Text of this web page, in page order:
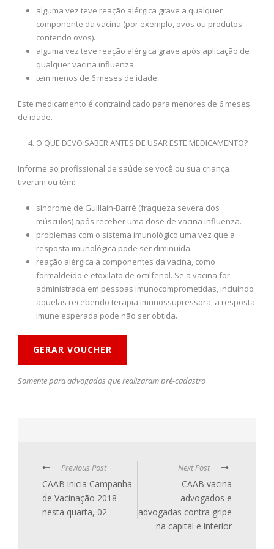
alguma vez teve reação alérgica grave a qualquer
componente da vacina (por exemplo, ovos ou produtos
contendo ovos).
alguma vez teve reação alérgica grave após aplicação de
qualquer vacina influenza.
tem menos de 6 meses de idade.
Este medicamento é contraindicado para menores de 6 meses
de idade.
O QUE DEVO SABER ANTES DE USAR ESTE MEDICAMENTO?
Informe ao profissional de saúde se você ou sua criança
tiveram ou têm:
síndrome de Guillain-Barré (fraqueza severa dos
músculos) após receber uma dose de vacina influenza.
problemas com o sistema imunológico uma vez que a
resposta imunológica pode ser diminuída.
reação alérgica a componentes da vacina, como
formaldeído e etoxilato de octilfenol. Se a vacina for
administrada em pessoas imunocomprometidas, incluindo
aquelas recebendo terapia imunossupressora, a resposta
imune esperada pode não ser obtida.
GERAR VOUCHER
Somente para advogados que realizaram pré-cadastro
Previous Post
CAAB inicia Campanha
de Vacinação 2018
nesta quarta, 02
Next Post
CAAB vacina
advogados e
advogadas contra gripe
na capital e interior